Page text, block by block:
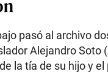
pasó al archivo
Alejandro Soto
la tía de su hijo y